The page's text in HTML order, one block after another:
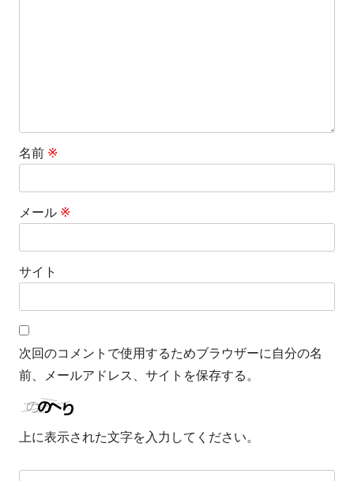
名前 ※
メール ※
サイト
次回のコメントで使用するためブラウザーに自分の名
前、メールアドレス、サイトを保存する。
上に表示された文字を入力してください。